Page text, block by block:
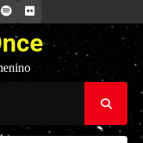
SPOTIFYFLICKR